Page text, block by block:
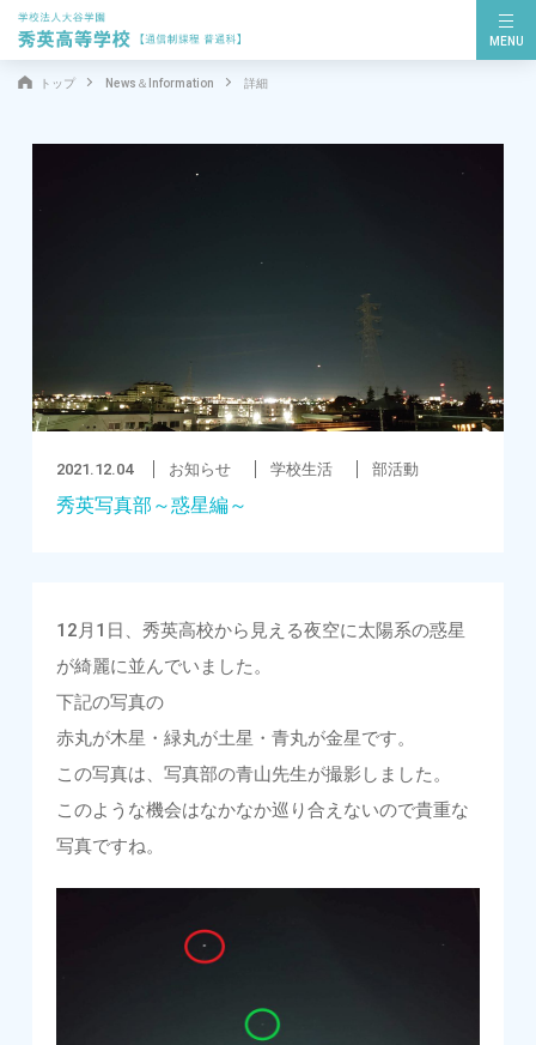
MENU
トップ News＆Information 詳細
2021.12.04 お知らせ 学校生活 部活動
秀英写真部～惑星編～
12月1日、秀英高校から見える夜空に太陽系の惑星
が綺麗に並んでいました。
下記の写真の
赤丸が木星・緑丸が土星・青丸が金星です。
この写真は、写真部の青山先生が撮影しました。
このような機会はなかなか巡り合えないので貴重な
写真ですね。